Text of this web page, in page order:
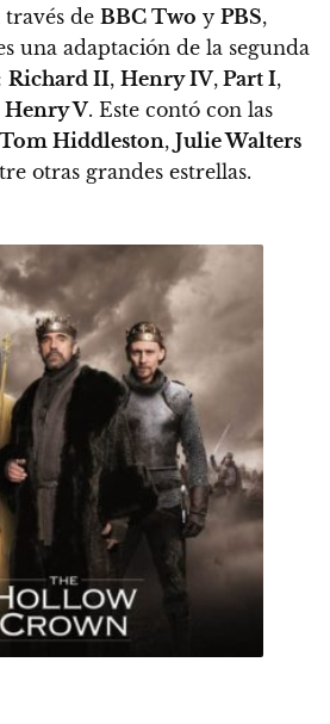
de BBC Two y PBS,
una adaptación de la segunda
Richard II, Henry IV, Part I,
Henry V. Este contó con las
Tom Hiddleston, Julie Walters
otras grandes estrellas.